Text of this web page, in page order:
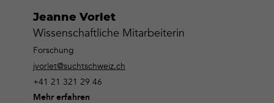
Jeanne Vorlet
Wissenschaftliche Mitarbeiterin
Forschung
jvorlet@suchtschweiz.ch
+41 21 321 29 46
Mehr erfahren